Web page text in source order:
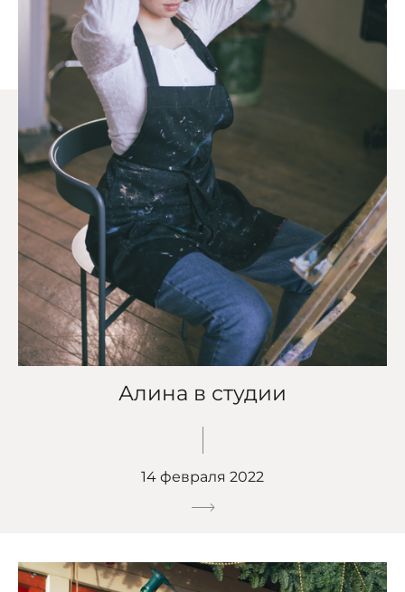
Алина в студии
14 февраля 2022